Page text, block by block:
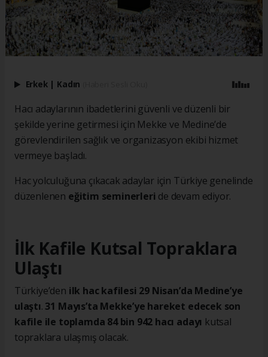
Erkek | Kadın
Hacı adaylarının ibadetlerini güvenli ve düzenli bir
şekilde yerine getirmesi için Mekke ve Medine’de
görevlendirilen sağlık ve organizasyon ekibi hizmet
vermeye başladı.
Hac yolculuğuna çıkacak adaylar için Türkiye genelinde
düzenlenen eğitim seminerleri de devam ediyor.
İlk Kafile Kutsal Topraklara
Ulaştı
Türkiye’den ilk hac kafilesi 29 Nisan’da Medine’ye
ulaştı. 31 Mayıs’ta Mekke’ye hareket edecek son
kafile ile toplamda 84 bin 942 hacı adayı kutsal
topraklara ulaşmış olacak.